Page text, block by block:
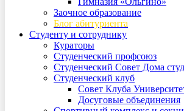
Заочное образование
Блог абитуриента
Студенту и сотруднику
Кураторы
Студенческий профсоюз
Студенческий Совет Дома
Студенческий клуб
Совет Клуба
Досуговые объединения